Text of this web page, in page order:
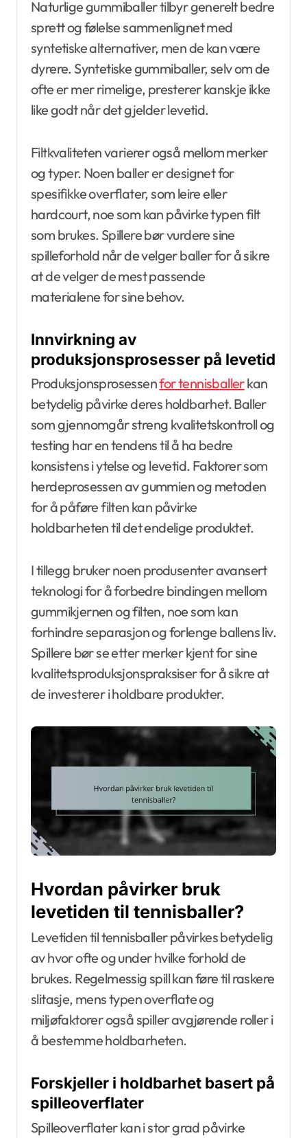
Naturlige gummiballer tilbyr generelt bedre
sprett og følelse sammenlignet med
syntetiske alternativer, men de kan være
dyrere. Syntetiske gummiballer, selv om de
ofte er mer rimelige, presterer kanskje ikke
like godt når det gjelder levetid.
Filtkvaliteten varierer også mellom merker
og typer. Noen baller er designet for
spesifikke overflater, som leire eller
hardcourt, noe som kan påvirke typen filt
som brukes. Spillere bør vurdere sine
spilleforhold når de velger baller for å sikre
at de velger de mest passende
materialene for sine behov.
Innvirkning av
produksjonsprosesser på levetid
Produksjonsprosessenfor tennisballerkan
betydelig påvirke deres holdbarhet. Baller
som gjennomgår streng kvalitetskontroll og
testing har en tendens til å ha bedre
konsistens i ytelse og levetid. Faktorer som
herdeprosessen av gummien og metoden
for å påføre filten kan påvirke
holdbarheten til det endelige produktet.
I tillegg bruker noen produsenter avansert
teknologi for å forbedre bindingen mellom
gummikjernen og filten, noe som kan
forhindre separasjon og forlenge ballens liv.
Spillere bør se etter merker kjent for sine
kvalitetsproduksjonspraksiser for å sikre at
de investerer i holdbare produkter.
Hvordan påvirker bruk
levetiden til tennisballer?
Levetiden til tennisballer påvirkes betydelig
av hvor ofte og under hvilke forhold de
brukes. Regelmessig spill kan føre til raskere
slitasje, mens typen overflate og
miljøfaktorer også spiller avgjørende roller i
å bestemme holdbarheten.
Forskjeller i holdbarhet basert på
spilleoverflater
Spilleoverflater kan i stor grad påvirke